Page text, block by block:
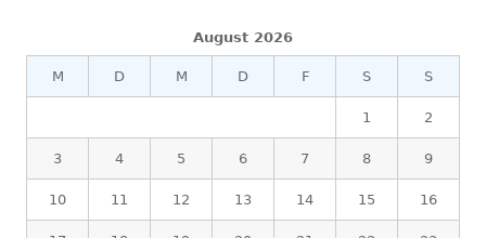
August 2026
M D M D F S S
1 2
3 4 5 6 7 8 9
10 11 12 13 14 15 16